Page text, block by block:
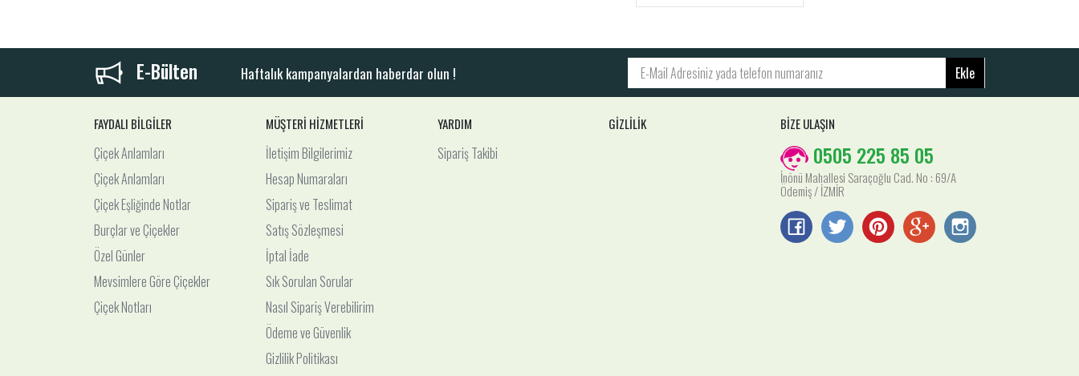
E-Bülten Haftalık kampanyalardan haberdar olun ! Ekle
FAYDALI BİLGİLER
Çiçek Anlamları
Çiçek Anlamları
Çiçek Eşliğinde Notlar
Burçlar ve Çiçekler
Özel Günler
Mevsimlere Göre Çiçekler
Çiçek Notları
MÜŞTERİ HİZMETLERİ
İletişim Bilgilerimiz
Hesap Numaraları
Sipariş ve Teslimat
Satış Sözleşmesi
İptal İade
Sık Sorulan Sorular
Nasıl Sipariş Verebilirim
Ödeme ve Güvenlik
Gizlilik Politikası
YARDIM
Sipariş Takibi
GİZLİLİK BİZE ULAŞIN
0505 225 85 05
İnönü Mahallesi Saraçoğlu Cad. No : 69/A
Ödemiş / İZMİR